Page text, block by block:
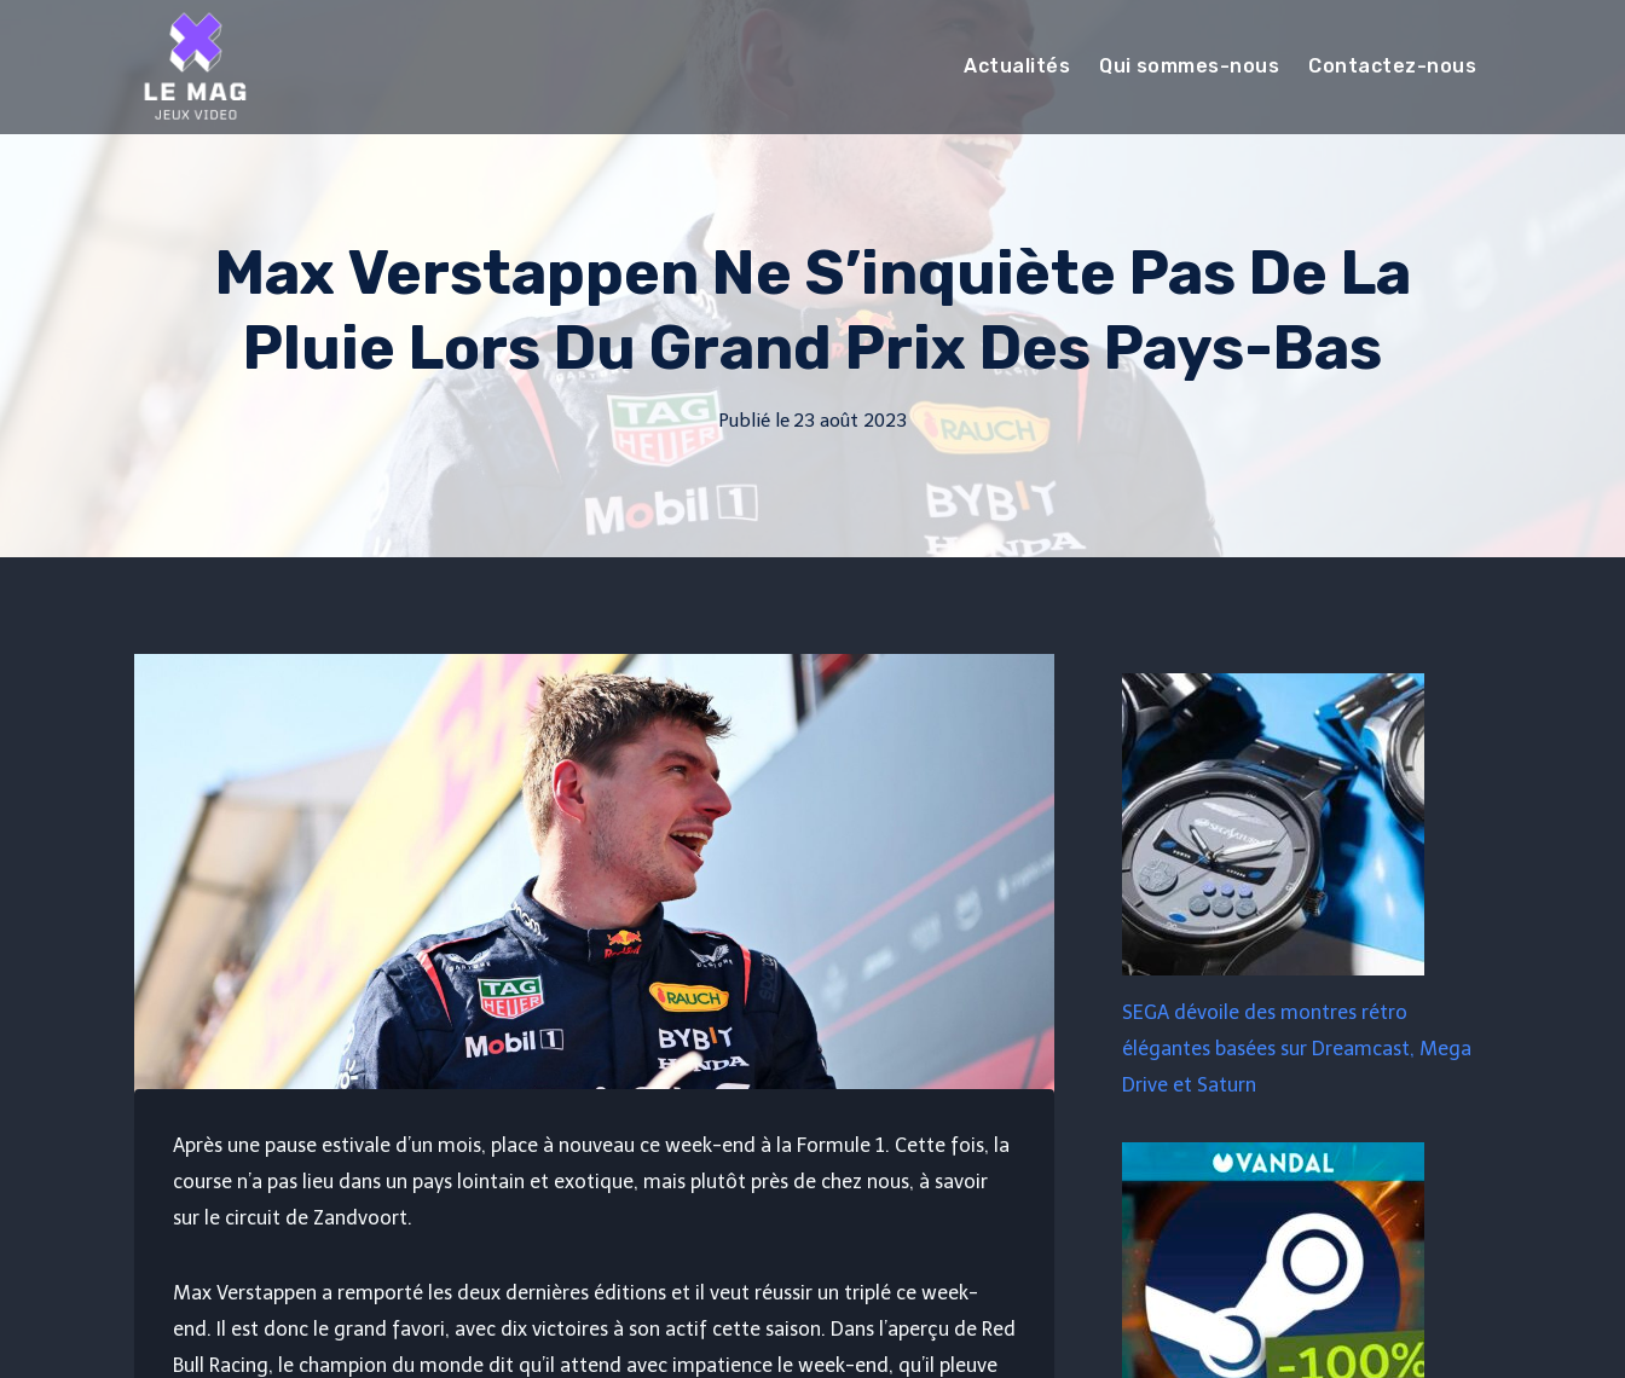
Actualités Qui sommes-nous Contactez-nous
Max Verstappen Ne S’inquiète Pas De La
Pluie Lors Du Grand Prix Des Pays-Bas
Publié le 23 août 2023
Après une pause estivale d’un mois, place à nouveau ce week-end à la Formule 1. Cette fois, la
course n’a pas lieu dans un pays lointain et exotique, mais plutôt près de chez nous, à savoir
sur le circuit de Zandvoort.
Max Verstappen a remporté les deux dernières éditions et il veut réussir un triplé ce week-
end. Il est donc le grand favori, avec dix victoires à son actif cette saison. Dans l’aperçu de Red
Bull Racing, le champion du monde dit qu’il attend avec impatience le week-end, qu’il pleuve
SEGA dévoile des montres rétro
élégantes basées sur Dreamcast, Mega
Drive et Saturn